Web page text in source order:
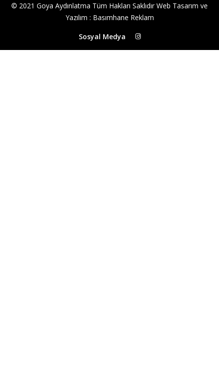
© 2021 Goya Aydınlatma Tüm Hakları SaklıdırWeb Tasarım ve
Yazılım : Basımhane Reklam
Sosyal Medya